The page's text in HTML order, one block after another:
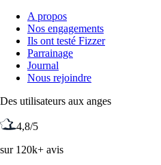
A propos
Nos engagements
Ils ont testé Fizzer
Parrainage
Journal
Nous rejoindre
Des utilisateurs aux anges
4,8/5
sur 120k+ avis